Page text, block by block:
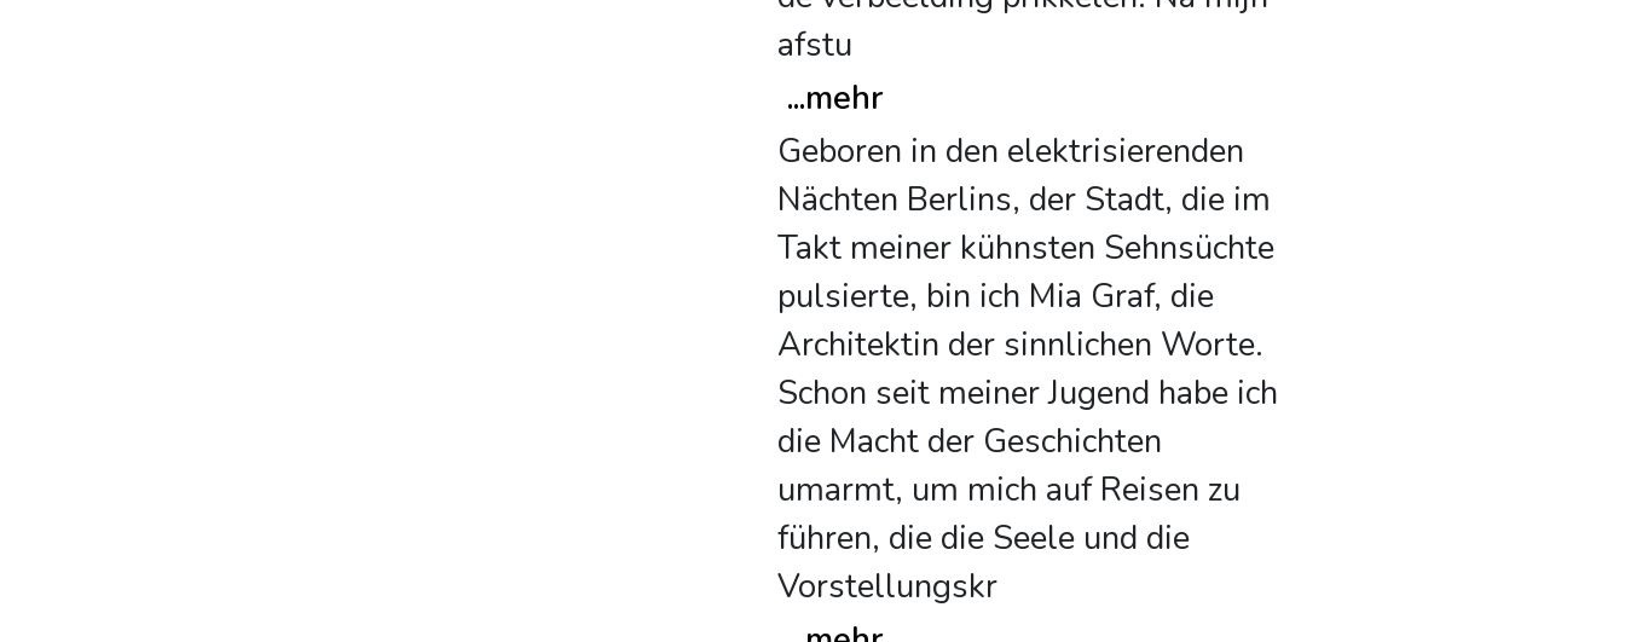
afstu
...mehr
Geboren in den elektrisierenden
Nächten Berlins, der Stadt, die im
Takt meiner kühnsten Sehnsüchte
pulsierte, bin ich Mia Graf, die
Architektin der sinnlichen Worte.
Schon seit meiner Jugend habe ich
die Macht der Geschichten
umarmt, um mich auf Reisen zu
führen, die die Seele und die
Vorstellungskr